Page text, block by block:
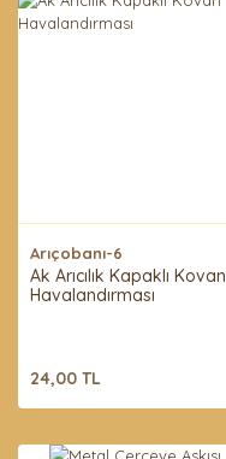
Arıçobanı-6
Ak Arıcılık Kapaklı Kovan
Havalandırması
24,00 TL